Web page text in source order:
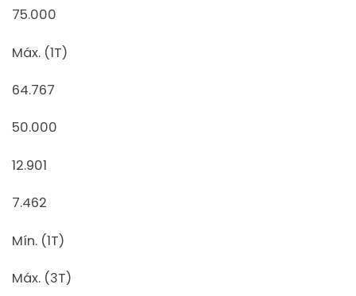
75.000
Máx. (1T)
64.767
50.000
12.901
7.462
Mín. (1T)
Máx. (3T)